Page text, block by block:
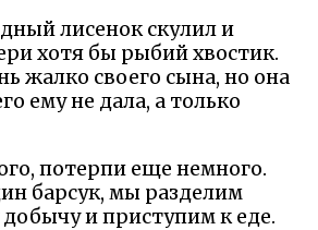
лисенок скулил и
хотя бы рыбий хвостик.
жалко своего сына, но она
ему не дала, а только
потерпи еще немного.
барсук, мы разделим
и приступим к еде.